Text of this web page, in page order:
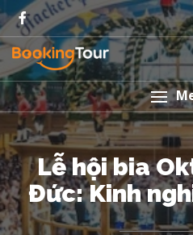
Lễ hội bia
Đức: Kinh